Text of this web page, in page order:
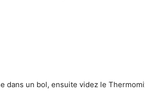
dans un bol, ensuite videz le